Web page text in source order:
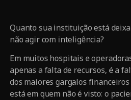
Quanto sua instituição está
não agir com inteligência?
Em muitos hospitais e
apenas a falta de recursos, é a
dos maiores gargalos
está em quem não é visto: o